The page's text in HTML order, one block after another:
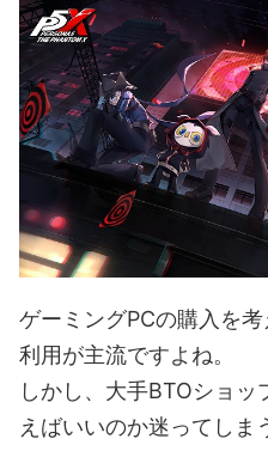
ゲーミングPCの購入を
利用が主流ですよね。
しかし、大手BTOショ
えばいいのか迷ってしま